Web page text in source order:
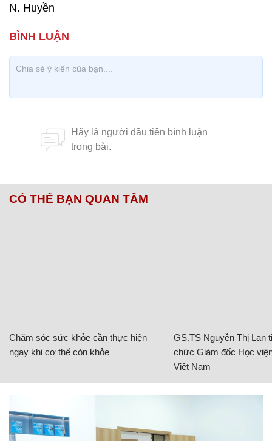
N. Huyền
CÓ THỂ BẠN QUAN TÂM
Chăm sóc sức khỏe cần thực hiện
ngay khi cơ thể còn khỏe
GS.TS Nguyễn Thị Lan
chức Giám đốc Học
Việt Nam